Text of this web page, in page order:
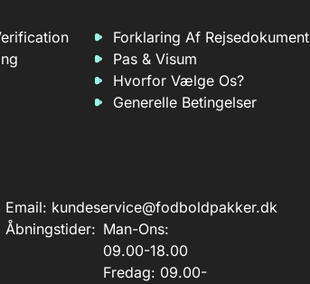
Forklaring Af Rejsedokument
Pas & Visum
Hvorfor Vælge Os?
Generelle Betingelser
Email: kundeservice@fodboldpakker.dk
Åbningstider: Man-Ons:
09.00-18.00
Fredag: 09.00-